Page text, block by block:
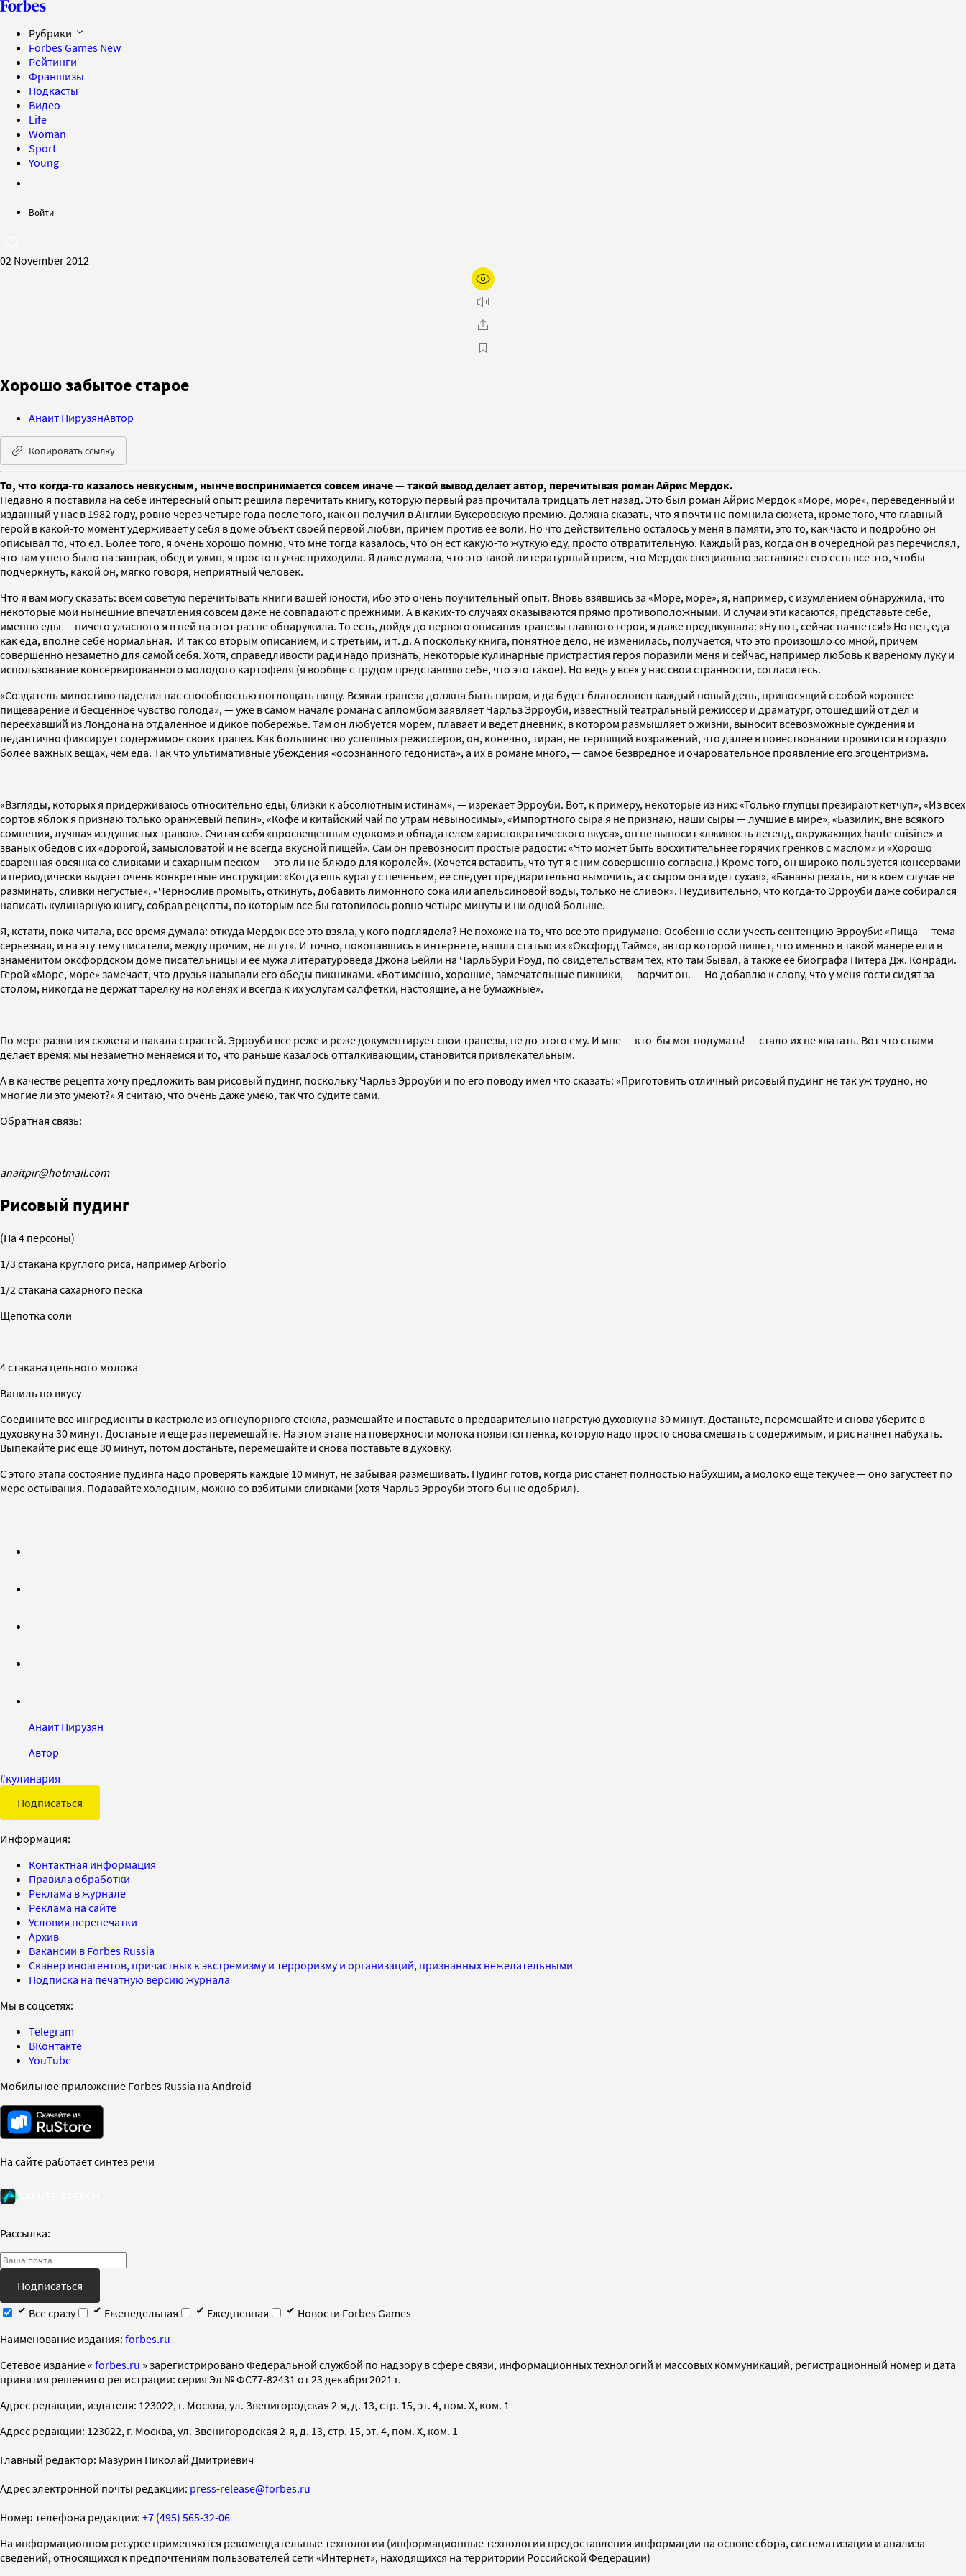
Рубрики
Forbes Games New
Рейтинги
Франшизы
Подкасты
Видео
Life
Woman
Sport
Young
Войти
02 November 2012
Хорошо забытое старое
Анаит ПирузянАвтор
Копировать ссылку
То, что когда-то казалось невкусным, нынче воспринимается совсем иначе — такой вывод делает автор, перечитывая роман Айрис Мердок.
Недавно я поставила на себе интересный опыт: решила перечитать книгу, которую первый раз прочитала тридцать лет назад. Это был роман Айрис Мердок «Море, море», переведенный и
изданный у нас в 1982 году, ровно через четыре года после того, как он получил в Англии Букеровскую премию. Должна сказать, что я почти не помнила сюжета, кроме того, что главный
герой в какой-то момент удерживает у себя в доме объект своей первой любви, причем против ее воли. Но что действительно осталось у меня в памяти, это то, как часто и подробно он
описывал то, что ел. Более того, я очень хорошо помню, что мне тогда казалось, что он ест какую-то жуткую еду, просто отвратительную. Каждый раз, когда он в очередной раз перечислял,
что там у него было на завтрак, обед и ужин, я просто в ужас приходила. Я даже думала, что это такой литературный прием, что Мердок специально заставляет его есть все это, чтобы
подчеркнуть, какой он, мягко говоря, неприятный человек.
Что я вам могу сказать: всем советую перечитывать книги вашей юности, ибо это очень поучительный опыт. Вновь взявшись за «Море, море», я, например, с изумлением обнаружила, что
некоторые мои нынешние впечатления совсем даже не совпадают с прежними. А в каких-то случаях оказываются прямо противоположными. И случаи эти касаются, представьте себе,
именно еды — ничего ужасного я в ней на этот раз не обнаружила. То есть, дойдя до первого описания трапезы главного героя, я даже предвкушала: «Ну вот, сейчас начнется!» Но нет, еда
как еда, вполне себе нормальная. И так со вторым описанием, и с третьим, и т. д. А поскольку книга, понятное дело, не изменилась, получается, что это произошло со мной, причем
совершенно незаметно для самой себя. Хотя, справедливости ради надо признать, некоторые кулинарные пристрастия героя поразили меня и сейчас, например любовь к вареному луку и
использование консервированного молодого картофеля (я вообще с трудом представляю себе, что это такое). Но ведь у всех у нас свои странности, согласитесь.
«Создатель милостиво наделил нас способностью поглощать пищу. Всякая трапеза должна быть пиром, и да будет благословен каждый новый день, приносящий с собой хорошее
пищеварение и бесценное чувство голода», — уже в самом начале романа с апломбом заявляет Чарльз Эрроуби, известный театральный режиссер и драматург, отошедший от дел и
переехавший из Лондона на отдаленное и дикое побережье. Там он любуется морем, плавает и ведет дневник, в котором размышляет о жизни, выносит всевозможные суждения и
педантично фиксирует содержимое своих трапез. Как большинство успешных режиссеров, он, конечно, тиран, не терпящий возражений, что далее в повествовании проявится в гораздо
более важных вещах, чем еда. Так что ультимативные убеждения «осознанного гедониста», а их в романе много, — самое безвредное и очаровательное проявление его эгоцентризма.
«Взгляды, которых я придерживаюсь относительно еды, близки к абсолютным истинам», — изрекает Эрроуби. Вот, к примеру, некоторые из них: «Только глупцы презирают кетчуп», «Из всех
сортов яблок я признаю только оранжевый пепин», «Кофе и китайский чай по утрам невыносимы», «Импортного сыра я не признаю, наши сыры — лучшие в мире», «Базилик, вне всякого
сомнения, лучшая из душистых травок». Считая себя «просвещенным едоком» и обладателем «аристократического вкуса», он не выносит «лживость легенд, окружающих haute cuisine» и
званых обедов с их «дорогой, замысловатой и не всегда вкусной пищей». Сам он превозносит простые радости: «Что может быть восхитительнее горячих гренков с маслом» и «Хорошо
сваренная овсянка со сливками и сахарным песком — это ли не блюдо для королей». (Хочется вставить, что тут я с ним совершенно согласна.) Кроме того, он широко пользуется консервами
и периодически выдает очень конкретные инструкции: «Когда ешь курагу с печеньем, ее следует предварительно вымочить, а с сыром она идет сухая», «Бананы резать, ни в коем случае не
разминать, сливки негустые», «Чернослив промыть, откинуть, добавить лимонного сока или апельсиновой воды, только не сливок». Неудивительно, что когда-то Эрроуби даже собирался
написать кулинарную книгу, собрав рецепты, по которым все бы готовилось ровно четыре минуты и ни одной больше.
Я, кстати, пока читала, все время думала: откуда Мердок все это взяла, у кого подглядела? Не похоже на то, что все это придумано. Особенно если учесть сентенцию Эрроуби: «Пища — тема
серьезная, и на эту тему писатели, между прочим, не лгут». И точно, покопавшись в интернете, нашла статью из «Оксфорд Таймс», автор которой пишет, что именно в такой манере ели в
знаменитом оксфордском доме писательницы и ее мужа литературоведа Джона Бейли на Чарльбури Роуд, по свидетельствам тех, кто там бывал, а также ее биографа Питера Дж. Конради.
Герой «Море, море» замечает, что друзья называли его обеды пикниками. «Вот именно, хорошие, замечательные пикники, — ворчит он. — Но добавлю к слову, что у меня гости сидят за
столом, никогда не держат тарелку на коленях и всегда к их услугам салфетки, настоящие, а не бумажные».
По мере развития сюжета и накала страстей. Эрроуби все реже и реже документирует свои трапезы, не до этого ему. И мне — кто бы мог подумать! — стало их не хватать. Вот что с нами
делает время: мы незаметно меняемся и то, что раньше казалось отталкивающим, становится привлекательным.
А в качестве рецепта хочу предложить вам рисовый пудинг, поскольку Чарльз Эрроуби и по его поводу имел что сказать: «Приготовить отличный рисовый пудинг не так уж трудно, но
многие ли это умеют?» Я считаю, что очень даже умею, так что судите сами.
Обратная связь:
anaitpir@hotmail.com
Рисовый пудинг
(На 4 персоны)
1/3 стакана круглого риса, например Arborio
1/2 стакана сахарного песка
Щепотка соли
4 стакана цельного молока
Ваниль по вкусу
Соедините все ингредиенты в кастрюле из огнеупорного стекла, размешайте и поставьте в предварительно нагретую духовку на 30 минут. Достаньте, перемешайте и снова уберите в
духовку на 30 минут. Достаньте и еще раз перемешайте. На этом этапе на поверхности молока появится пенка, которую надо просто снова смешать с содержимым, и рис начнет набухать.
Выпекайте рис еще 30 минут, потом достаньте, перемешайте и снова поставьте в духовку.
С этого этапа состояние пудинга надо проверять каждые 10 минут, не забывая размешивать. Пудинг готов, когда рис станет полностью набухшим, а молоко еще текучее — оно загустеет по
мере остывания. Подавайте холодным, можно со взбитыми сливками (хотя Чарльз Эрроуби этого бы не одобрил).
Анаит Пирузян
Автор
#кулинария
Подписаться
Информация:
Контактная информация
Правила обработки
Реклама в журнале
Реклама на сайте
Условия перепечатки
Архив
Вакансии в Forbes Russia
Сканер иноагентов, причастных к экстремизму и терроризму и организаций, признанных нежелательными
Подписка на печатную версию журнала
Мы в соцсетях:
Telegram
ВКонтакте
YouTube
Мобильное приложение Forbes Russia на Android
На сайте работает синтез речи
Рассылка:
Подписаться
Все сразу
Еженедельная Ежедневная
Новости Forbes Games
Наименование издания: forbes.ru
Cетевое издание « forbes.ru » зарегистрировано Федеральной службой по надзору в сфере связи, информационных технологий и массовых коммуникаций, регистрационный номер и дата
принятия решения о регистрации: серия Эл № ФС77-82431 от 23 декабря 2021 г.
Адрес редакции, издателя: 123022, г. Москва, ул. Звенигородская 2-я, д. 13, стр. 15, эт. 4, пом. X, ком. 1
Адрес редакции: 123022, г. Москва, ул. Звенигородская 2-я, д. 13, стр. 15, эт. 4, пом. X, ком. 1
Главный редактор: Мазурин Николай Дмитриевич
Адрес электронной почты редакции: press-release@forbes.ru
Номер телефона редакции: +7 (495) 565-32-06
На информационном ресурсе применяются рекомендательные технологии (информационные технологии предоставления информации на основе сбора, систематизации и анализа
сведений, относящихся к предпочтениям пользователей сети «Интернет», находящихся на территории Российской Федерации)